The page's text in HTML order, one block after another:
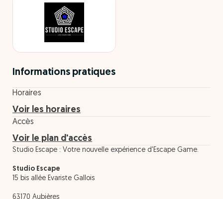
Informations pratiques
Horaires
Voir les horaires
Accès
Voir le plan d'accès
Studio Escape : Votre nouvelle expérience d'Escape Game.
Studio Escape
15 bis allée Evariste Gallois
63170 Aubières